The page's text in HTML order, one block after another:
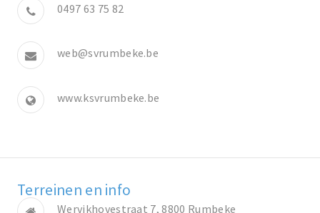
0497 63 75 82
web@svrumbeke.be
www.ksvrumbeke.be
Terreinen en info
Wervikhovestraat 7, 8800 Rumbeke